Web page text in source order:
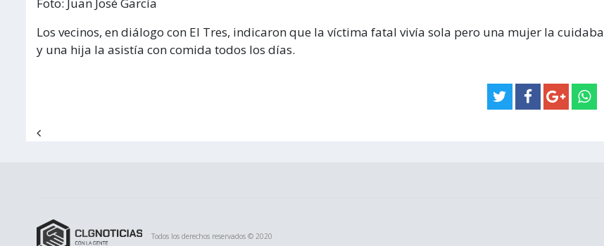
Los vecinos, en diálogo con El Tres, indicaron que la víctima fatal vivía sola pero una mujer la cuidaba
y una hija la asistía con comida todos los días.
Todos los derechos reservados © 2020